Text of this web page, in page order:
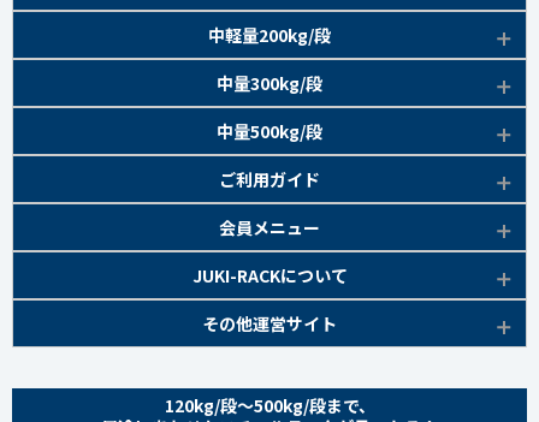
EK120kg/段アングルボルト 特長
EK120kg/段アングルセミボルト 特長
新セミボルト 特長
組み立て方
オプション部材
追加棚板セット
軽中量150kg/段 商品一覧
部材仕様図
金網 ※準備中
スチールパネル ※準備中
中軽量200kg/段
EK200kg/段 商品一覧
部材仕様図
中量300kg/段
アイボリー・グリーン
EK300kg/段 商品一覧
部材仕様図
中量500kg/段
アイボリー・グリーン
EK500kg/段 商品一覧
部材仕様図
ご利用ガイド
検索システムの使い方
ご利用ガイド
各種書類発行
会員メニュー
お気に入り一覧
マイページ
JUKI-RACKについて
サイトマップ
お問い合わせ
その他運営サイト
120kg/段～500kg/段まで、